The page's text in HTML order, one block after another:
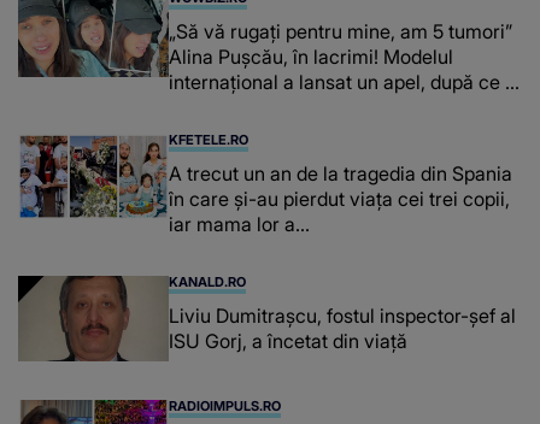
„Să vă rugați pentru mine, am 5 tumori”
Alina Pușcău, în lacrimi! Modelul
internațional a lansat un apel, după ce a
KFETELE.RO
A trecut un an de la tragedia din Spania
în care și-au pierdut viața cei trei copii,
iar mama lor a…
KANALD.RO
Liviu Dumitrașcu, fostul inspector-șef al
ISU Gorj, a încetat din viață
RADIOIMPULS.RO